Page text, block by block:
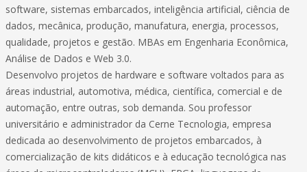
software, sistemas embarcados, inteligência artificial, ciência de
dados, mecânica, produção, manufatura, energia, processos,
qualidade, projetos e gestão. MBAs em Engenharia Econômica,
Análise de Dados e Web 3.0.
Desenvolvo projetos de hardware e software voltados para as
áreas industrial, automotiva, médica, científica, comercial e de
automação, entre outras, sob demanda. Sou professor
universitário e administrador da Cerne Tecnologia, empresa
dedicada ao desenvolvimento de projetos embarcados, à
comercialização de kits didáticos e à educação tecnológica nas